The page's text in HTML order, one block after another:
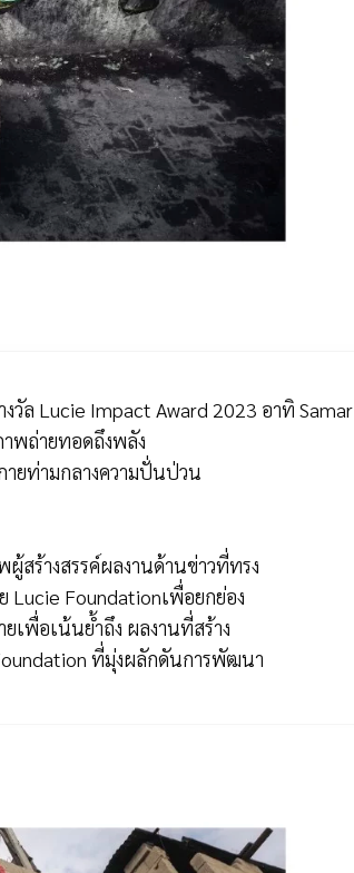
วัล Lucie Impact Award 2023 อาทิ Samar
พถ่ายทอดถึงพลัง
ายท่ามกลางความปั่นป่วน
สร้างสรรค์ผลงานด้านข่าวที่ทรง
Foundationเพื่อยกย่อง
เพื่อเน้นย้ำถึง ผลงานที่สร้าง
ที่มุ่งผลักดันการพัฒนา